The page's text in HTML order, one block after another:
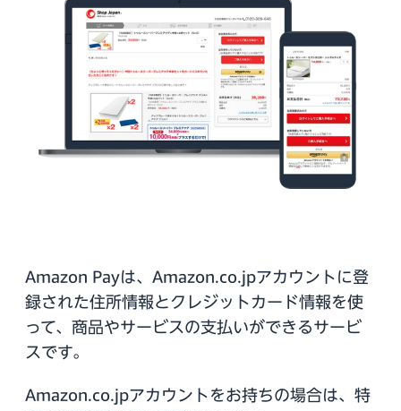
Amazon Payは、Amazon.co.jpアカウントに登
録された住所情報とクレジットカード情報を使
って、商品やサービスの支払いができるサービ
スです。
Amazon.co.jpアカウントをお持ちの場合は、特